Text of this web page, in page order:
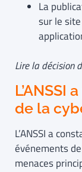
La
sur le
Lire la décision
L’ANSSI
de la
L’ANSSI a
événements
menaces